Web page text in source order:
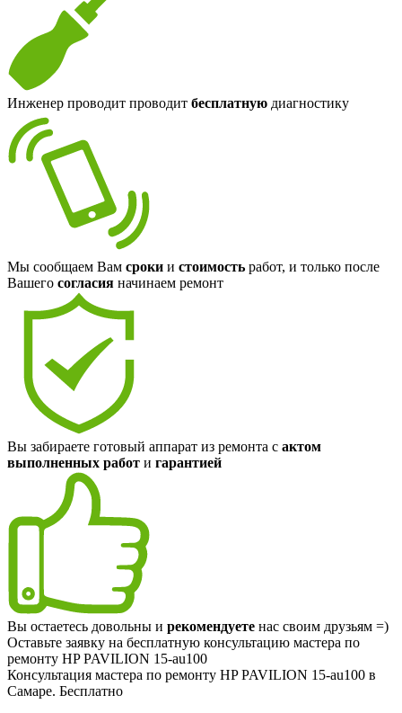
Инженер проводит проводит бесплатную диагностику
Мы сообщаем Вам сроки и стоимость работ, и только после
Вашего согласия начинаем ремонт
Вы забираете готовый аппарат из ремонта с актом
выполненных работ и гарантией
Вы остаетесь довольны и рекомендуете нас своим друзьям =)
Оставьте заявку на бесплатную консультацию мастера по
ремонту HP PAVILION 15-au100
Консультация мастера по ремонту HP PAVILION 15-au100 в
Самаре. Бесплатно